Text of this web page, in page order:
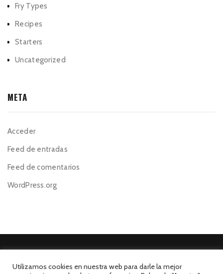
Fry Types
Recipes
Starters
Uncategorized
META
Acceder
Feed de entradas
Feed de comentarios
WordPress.org
Utilizamos cookies en nuestra web para darle la mejor